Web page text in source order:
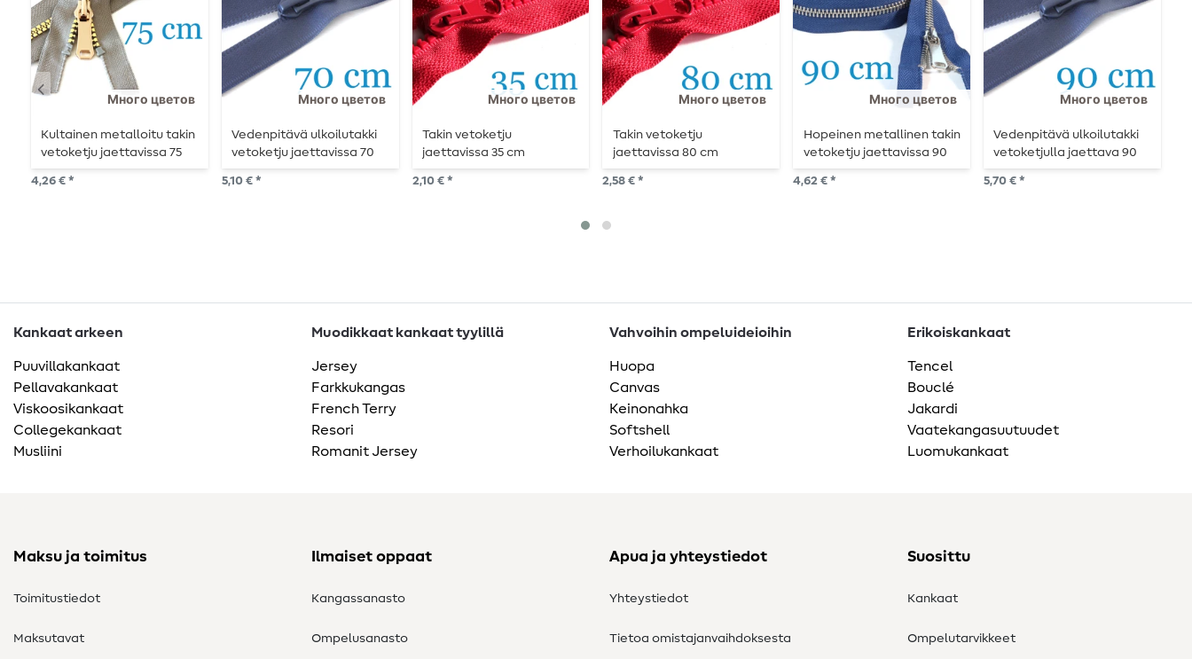
Много цветов
Kultainen metalloitu takin
vetoketju jaettavissa 75
cm
4,26 € *
Много цветов
Vedenpitävä ulkoilutakki
vetoketju jaettavissa 70
cm
5,10 € *
Много цветов
Takin vetoketju
jaettavissa 35 cm
2,10 € *
Много цветов
Takin vetoketju
jaettavissa 80 cm
2,58 € *
Много цветов
Hopeinen metallinen takin
vetoketju jaettavissa 90
cm
4,62 € *
Много цветов
Vedenpitävä ulkoilutakki
vetoketjulla jaettava 90
cm
5,70 € *
Kankaat arkeen
Puuvillakankaat
Pellavakankaat
Viskoosikankaat
Collegekankaat
Musliini
Muodikkaat kankaat tyylillä
Jersey
Farkkukangas
French Terry
Resori
Romanit Jersey
Vahvoihin ompeluideioihin
Huopa
Canvas
Keinonahka
Softshell
Verhoilukankaat
Erikoiskankaat
Tencel
Bouclé
Jakardi
Vaatekangasuutuudet
Luomukankaat
Maksu ja toimitus
Toimitustiedot
Maksutavat
Ilmaiset oppaat
Kangassanasto
Ompelusanasto
Apua ja yhteystiedot
Yhteystiedot
Tietoa omistajanvaihdoksesta
Suosittu
Kankaat
Ompelutarvikkeet